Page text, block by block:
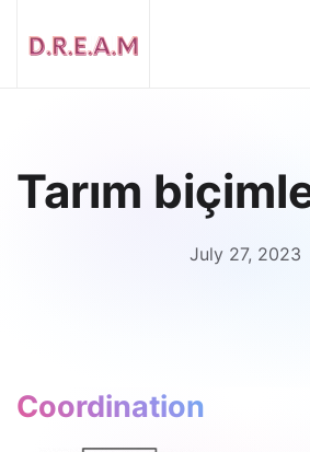
Tarım
July 27, 2023
Coordination